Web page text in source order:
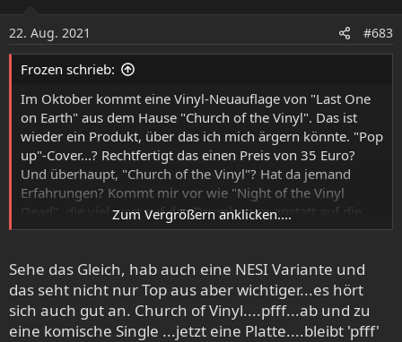
n
e
n
22. Aug. 2021 #683
Frozen schrieb:
Im Oktober kommt eine Vinyl-Neuauflage von "Last One
on Earth" aus dem Hause "Church of the Vinyl". Das ist
wieder ein Produkt, über das ich mich ärgern könnte. "Pop
up"-Cover...? Rechtfertigt das einen Preis von 35 Euro?
Und überhaupt, "Church of the Vinyl"? Hat da jemand
Erfahrungen? Kommt mir vor wie "Night of the Vinyl
Dead", die viel wert auf das Drumherum anstatt auf die
Vinyl-Qualität legen. Zu haben u.a. bei Nuclear Blast.
zu haben. Die kostete 25 Euro, ist qualitativ aber wieder
jeden Cent wert.
Zum Vergrößern anklicken....
Sehe das Gleich, hab auch eine NESI Variante und
das seht nicht nur Top aus aber wichtiger...es hört
sich auch gut an. Church of Vinyl....pfff...ab und zu
eine komische Single ...jetzt eine Platte....bleibt 'pfff'